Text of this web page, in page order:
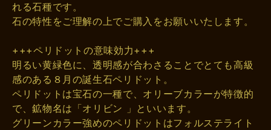
れる石種です。
石の特性をご理解の上でご購入をお願いいたします。
+++ペリドットの意味効力+++
明るい黄緑色に、透明感が合わさることでとても高級
感のある８月の誕生石ペリドット。
ペリドットは宝石の一種で、オリーブカラーが特徴的
で、鉱物名は「オリビン 」といいます。
グリーンカラー強めのペリドットはフォルステライト